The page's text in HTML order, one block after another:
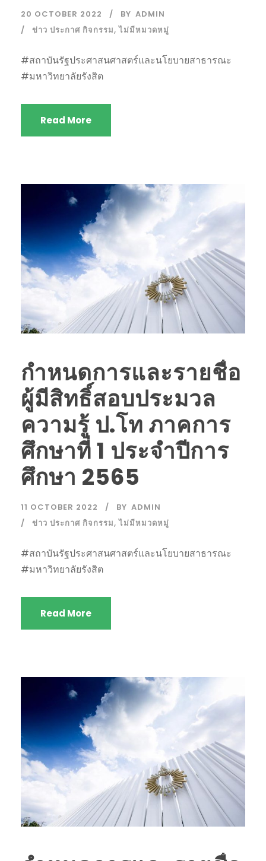
20 OCTOBER 2022 BY ADMIN
ข่าว ประกาศ กิจกรรม, ไม่มีหมวดหมู่
#สถาบันรัฐประศาสนศาสตร์และนโยบายสาธารณะ
#มหาวิทยาลัยรังสิต
Read More
กำหนดการและรายชื่อ
ผู้มีสิทธิ์สอบประมวล
ความรู้ ป.โท ภาคการ
ศึกษาที่ 1 ประจำปีการ
ศึกษา 2565
11 OCTOBER 2022 BY ADMIN
ข่าว ประกาศ กิจกรรม, ไม่มีหมวดหมู่
#สถาบันรัฐประศาสนศาสตร์และนโยบายสาธารณะ
#มหาวิทยาลัยรังสิต
Read More